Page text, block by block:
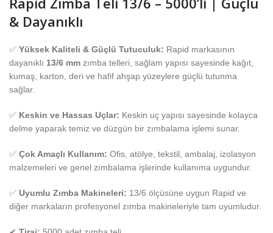
& Dayanıklı
✅ Yüksek Kaliteli & Güçlü Tutuculuk: Rapid markasının
dayanıklı 13/6 mm zımba telleri, sağlam yapısı sayesinde kağıt,
kumaş, karton, deri ve hafif ahşap yüzeylere güçlü tutunma
sağlar.
✅ Keskin ve Hassas Uçlar: Keskin uç yapısı sayesinde kolayca
delme yaparak temiz ve düzgün bir zımbalama işlemi sunar.
✅ Çok Amaçlı Kullanım: Ofis, atölye, tekstil, ambalaj, izolasyon
malzemeleri ve genel zımbalama işlerinde kullanıma uygundur.
✅ Uyumlu Zımba Makineleri: 13/6 ölçüsüne uygun Rapid ve
diğer markaların profesyonel zımba makineleriyle tam uyumludur.